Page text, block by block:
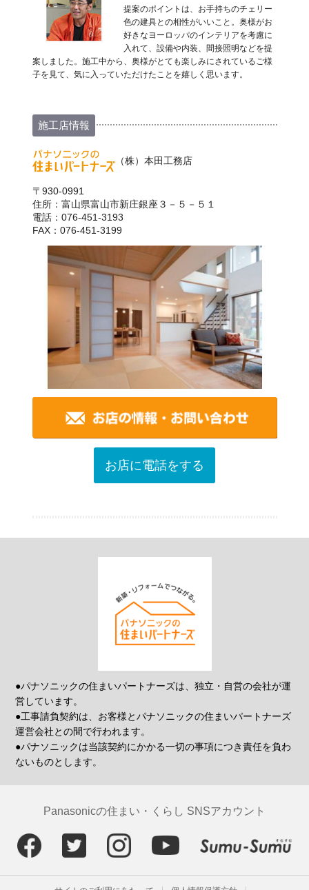
提案のポイントは、お手持ちのチェリー
色の建具との相性がいいこと。奥様がお
好きなヨーロッパのインテリアを考慮に
入れて、設備や内装、間接照明などを提
案しました。施工中から、奥様がとても楽しみにされているご様
子を見て、気に入っていただけたことを嬉しく思います。
施工店情報
（株）本田工務店
〒930-0991
住所：富山県富山市新庄銀座３－５－５１
電話：076-451-3193
FAX：076-451-3199
お店に電話をする
●パナソニックの住まいパートナーズは、独立・自営の会社が運
営しています。
●工事請負契約は、お客様とパナソニックの住まいパートナーズ
運営会社との間で行われます。
●パナソニックは当該契約にかかる一切の事項につき責任を負わ
ないものとします。
Panasonicの住まい・くらし SNSアカウント